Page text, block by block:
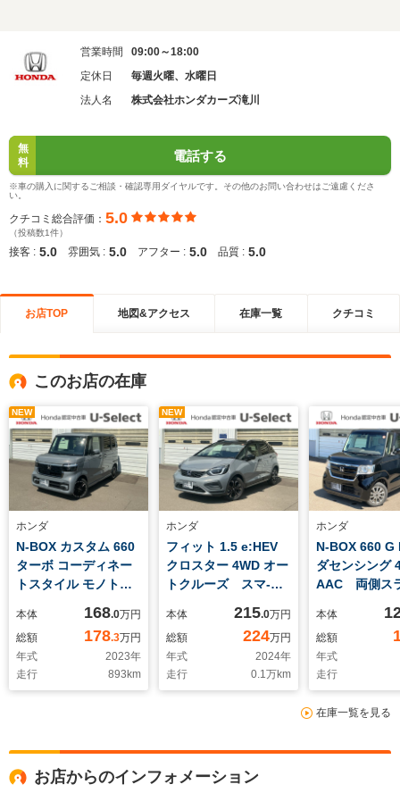
営業時間
09:00～18:00
定休日
毎週火曜、水曜日
法人名
株式会社ホンダカーズ滝川
無
料
電話する
※車の購入に関するご相談・確認専用ダイヤルです。その他のお問い合わせはご遠慮くださ
い。
クチコミ総合評価： 5.0
（投稿数1件）
接客 : 5.0 雰囲気 : 5.0 アフター : 5.0 品質 : 5.0
お店TOP 地図&アクセス 在庫一覧 クチコミ
このお店の在庫
NEW
ホンダ
N-BOX カスタム 660
ターボ コーディネー
トスタイル モノトー
ー 横滑り防止装置
衝突被害軽減ブレー
キ レーンアシスト
スマキー サイドエア
バッグ 4WD
ボ オートライト
本体 168.0万円
総額
178.3万円
年式
2023年
走行
893 km
NEW
ホンダ
フィット 1.5 e:HEV
クロスター 4WD オー
トクルーズ スマ-ト
り防止 LEDヘッドラ
イト エアバッグ エ
アコン カーテンエア
バック キーレス
4WD オートハイビ
本体 215.0万円
総額
224万円
年式
2024年
走行
0.1万km
ホンダ
N-BOX 660 G
ダセンシング
AAC 両側ス
ヒ-タ- スマ
レーンキープ
ト クルーズ
ール 4WD
カメラ PS
ッドライト
本体
総額
年式
走行
在庫一覧を見る
お店からのインフォメーション